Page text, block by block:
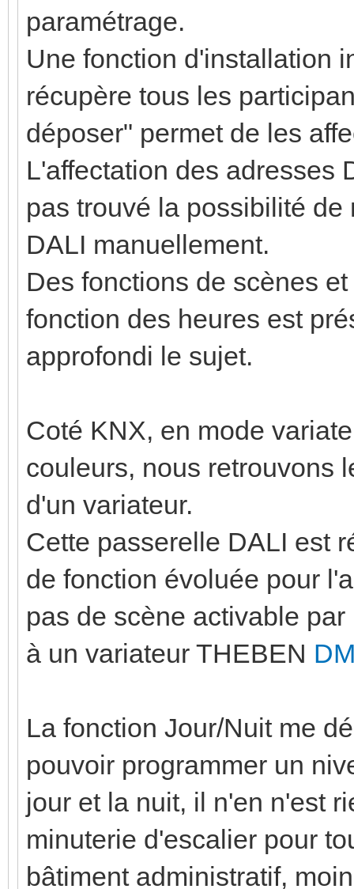
paramétrage.
Une fonction d'installation
récupère tous les
déposer" permet de les
L'affectation des adresses
pas trouvé la possibilité
DALI manuellement.
Des fonctions de scènes
fonction des heures est
approfondi le sujet.
Coté KNX, en mode
couleurs, nous retrouvons
d'un variateur.
Cette passerelle DALI est
de fonction évoluée pour
pas de scène activable
à un variateur THEBEN
La fonction Jour/Nuit me
pouvoir programmer un
jour et la nuit, il n'en n'est
minuterie d'escalier pour
bâtiment administratif,